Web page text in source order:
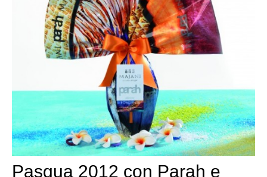
Pasqua 2012 con Parah e